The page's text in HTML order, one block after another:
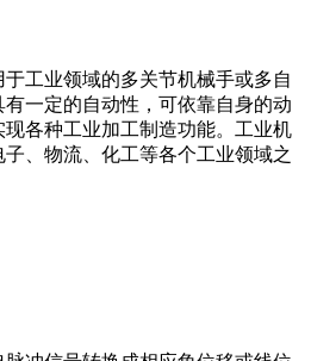
工业领域的多关节机械手或多自
一定的自动性，可依靠自身的动
各种工业加工制造功能。工业机
、物流、化工等各个工业领域之